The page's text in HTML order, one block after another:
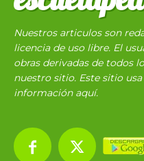
Nuestros articulos son
licencia de uso libre. El
obras derivadas de todos
nuestro sitio. Este sitio
información aquí.